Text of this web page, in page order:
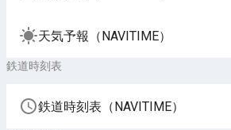
天気予報（NAVITIME）
鉄道時刻表
鉄道時刻表（NAVITIME）